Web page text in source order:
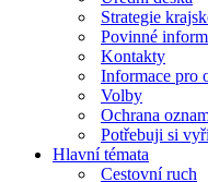
Strategie
Povinné
Kontakty
Informace pro
Volby
Ochrana
Potřebuji si
Hlavní témata
Cestovní ruch